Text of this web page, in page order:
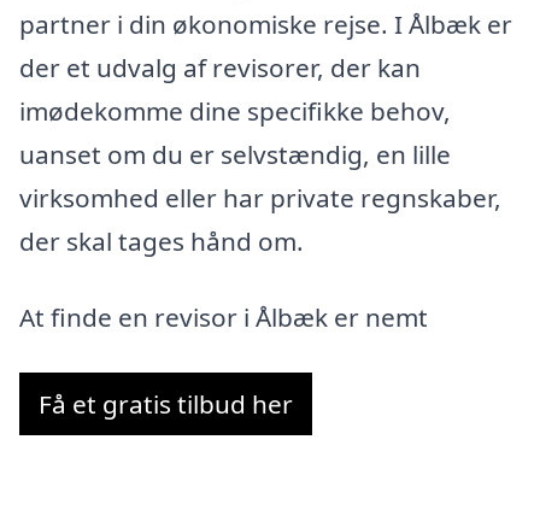
partner i din økonomiske rejse. I Ålbæk er
der et udvalg af revisorer, der kan
imødekomme dine specifikke behov,
uanset om du er selvstændig, en lille
virksomhed eller har private regnskaber,
der skal tages hånd om.
At finde en revisor i Ålbæk er nemt
Få et gratis tilbud her